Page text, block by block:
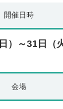
開催日時
）～31日（火
会場